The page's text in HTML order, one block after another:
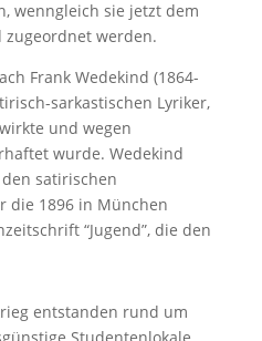
wenngleich sie jetzt dem
zugeordnet werden.
Frank Wedekind (1864-
sarkastischen Lyriker,
und wegen
wurde. Wedekind
satirischen
die 1896 in München
“Jugend”, die den
entstanden rund um